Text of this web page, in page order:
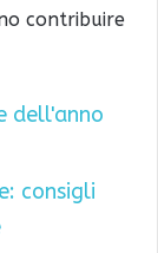
contribuire
dell'anno
consigli